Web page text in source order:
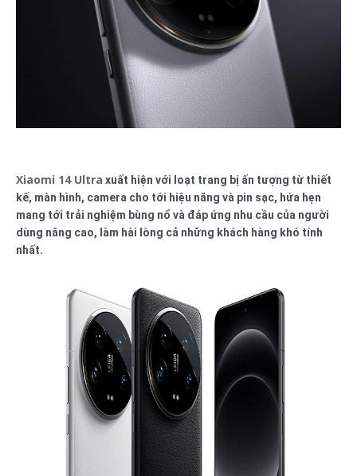
Xiaomi 14 Ultra xuất hiện với loạt trang bị ấn tượng từ thiết
kế, màn hình, camera cho tới hiệu năng và pin sạc, hứa hẹn
mang tới trải nghiệm bùng nổ và đáp ứng nhu cầu của người
dùng nâng cao, làm hài lòng cả những khách hàng khó tính
nhất.